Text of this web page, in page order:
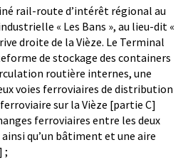
rail-route d’intérêt régional au
« Les Bans », au lieu-dit «
droite de la Vièze. Le Terminal
de stockage des containers
routière internes, une
voies ferroviaires de distribution
sur la Vièze [partie C]
ferroviaires entre les deux
ainsi qu’un bâtiment et une aire
;